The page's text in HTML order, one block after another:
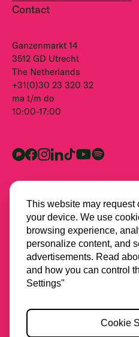
Contact
Ganzenmarkt 14
3512 GD Utrecht
The Netherlands
+31(0)30 23 320 32
ma t/m do
10:00-17:00
Alle partners
Cookies
This website may request
your device. We use
browsing experience,
personalize content, and
advertisements. Read
and how you can control
Settings"
Cookie